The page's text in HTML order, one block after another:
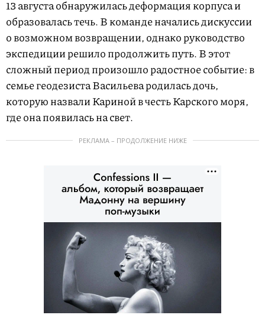
13 августа обнаружилась деформация корпуса и
образовалась течь. В команде начались дискуссии
о возможном возвращении, однако руководство
экспедиции решило продолжить путь. В этот
сложный период произошло радостное событие: в
семье геодезиста Васильева родилась дочь,
которую назвали Кариной в честь Карского моря,
где она появилась на свет.
РЕКЛАМА – ПРОДОЛЖЕНИЕ НИЖЕ